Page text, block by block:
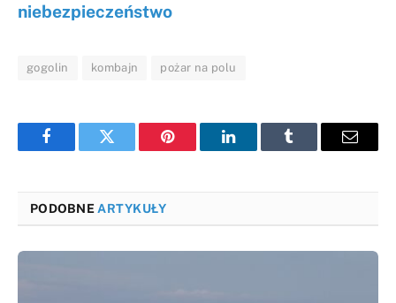
niebezpieczeństwo
gogolin kombajn pożar na polu
FacebookTwitter Pinterest LinkedInTumblr Email
PODOBNE ARTYKUŁY